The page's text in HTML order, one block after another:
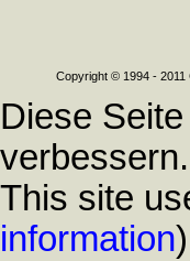
Copyright © 1994 -
Diese
This site
information)